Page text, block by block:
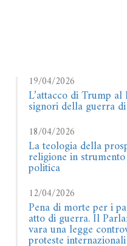
19/04/2026
L’attacco di Trump al
signori della guerra
18/04/2026
La teologia della
religione in
politica
12/04/2026
Pena di morte per i
atto di guerra. Il
vara una legge
proteste internazionali